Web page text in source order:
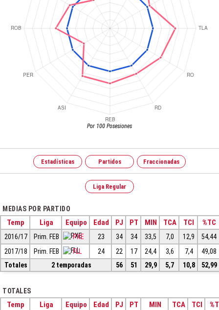
Por 100 Posesiones
Estadísticas Partidos Fraccionadas
Liga Regular
MEDIAS POR PARTIDO
Temp Liga Equipo Edad PJ PT MIN TCA TCI %TC
2016/17 Prim. FEB PXE 23 34 34 33,5 7,0 12,9
54,44
2017/18
Prim. FEB FLL 24 22 17 24,4 3,6 7,4
49,08
Totales
2 temporadas 56 51 29,9 5,7 10,8 52,99
TOTALES
Temp Liga Equipo Edad PJ PT MIN TCA TCI